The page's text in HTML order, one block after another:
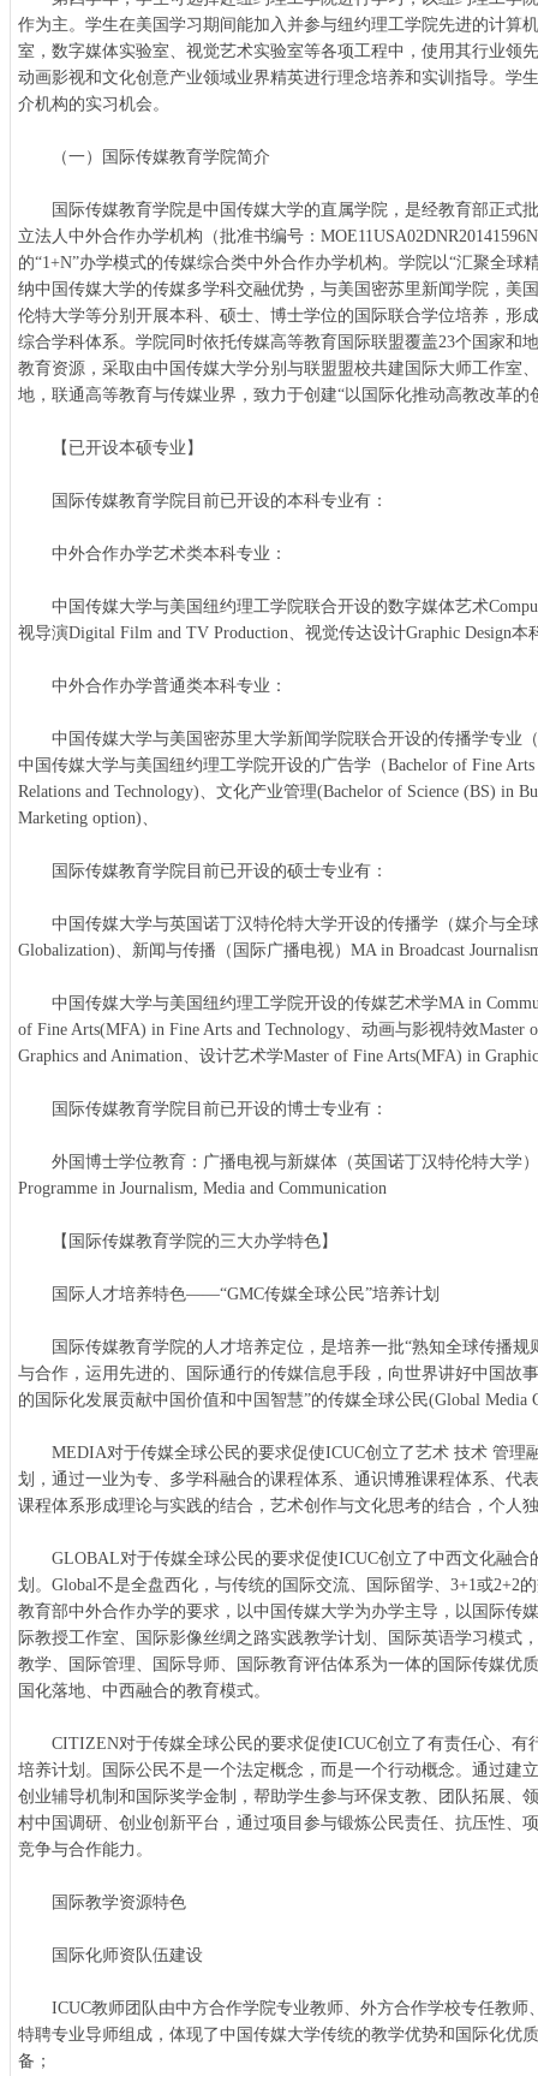
作为主。学生在美国学习期间能加入并参与纽约理工学院先进的计算
室，数字媒体实验室、视觉艺术实验室等各项工程中，使用其行业领
动画影视和文化创意产业领域业界精英进行理念培养和实训指导。学
介机构的实习机会。
（一）国际传媒教育学院简介
国际传媒教育学院是中国传媒大学的直属学院，是经教育部正式
立法人中外合作办学机构（批准书编号：
的“1+N”办学模式的传媒综合类中外合作办学机构。学院以“汇聚全球
纳中国传媒大学的传媒多学科交融优势，与美国密苏里新闻学院，美
伦特大学等分别开展本科、硕士、博士学位的国际联合学位培养，形
综合学科体系。学院同时依托传媒高等教育国际联盟覆盖23个国家和
教育资源，采取由中国传媒大学分别与联盟盟校共建国际大师工作室
地，联通高等教育与传媒业界，致力于创建“以国际化推动高教改革的
【已开设本硕专业】
国际传媒教育学院目前已开设的本科专业有：
中外合作办学艺术类本科专业：
中国传媒大学与美国纽约理工学院联合开设的数字媒体艺术
视导演Digital Film and TV Production、视觉传达设计Graphic Design本
中外合作办学普通类本科专业：
中国传媒大学与美国密苏里大学新闻学院联合开设的传播学专业（
中国传媒大学与美国纽约理工学院开设的广告学（Bachelor of Fine
Relations and Technology)、文化产业管理(Bachelor of Science (BS) in
Marketing option)、
国际传媒教育学院目前已开设的硕士专业有：
中国传媒大学与英国诺丁汉特伦特大学开设的传播学（媒介与全球
Globalization)、新闻与传播（国际广播电视）MA in Broadcast
中国传媒大学与美国纽约理工学院开设的传媒艺术学MA in
of Fine Arts(MFA) in Fine Arts and Technology、动画与影视特效Master
Graphics and Animation、设计艺术学Master of Fine Arts(MFA) in
国际传媒教育学院目前已开设的博士专业有：
外国博士学位教育：广播电视与新媒体（英国诺丁汉特伦特大学）
Programme in Journalism, Media and Communication
【国际传媒教育学院的三大办学特色】
国际人才培养特色——“GMC传媒全球公民”培养计划
国际传媒教育学院的人才培养定位，是培养一批“熟知全球传播规
与合作，运用先进的、国际通行的传媒信息手段，向世界讲好中国故
的国际化发展贡献中国价值和中国智慧”的传媒全球公民(Global Media
MEDIA对于传媒全球公民的要求促使ICUC创立了艺术 技术 管理
划，通过一业为专、多学科融合的课程体系、通识博雅课程体系、代
课程体系形成理论与实践的结合，艺术创作与文化思考的结合，个人
GLOBAL对于传媒全球公民的要求促使ICUC创立了中西文化融合
划。Global不是全盘西化，与传统的国际交流、国际留学、3+1或2+2
教育部中外合作办学的要求，以中国传媒大学为办学主导，以国际传
际教授工作室、国际影像丝绸之路实践教学计划、国际英语学习模式
教学、国际管理、国际导师、国际教育评估体系为一体的国际传媒优
国化落地、中西融合的教育模式。
CITIZEN对于传媒全球公民的要求促使ICUC创立了有责任心、有
培养计划。国际公民不是一个法定概念，而是一个行动概念。通过建
创业辅导机制和国际奖学金制，帮助学生参与环保支教、团队拓展、
村中国调研、创业创新平台，通过项目参与锻炼公民责任、抗压性、
竞争与合作能力。
国际教学资源特色
国际化师资队伍建设
ICUC教师团队由中方合作学院专业教师、外方合作学校专任教师
特聘专业导师组成，体现了中国传媒大学传统的教学优势和国际化优
备；